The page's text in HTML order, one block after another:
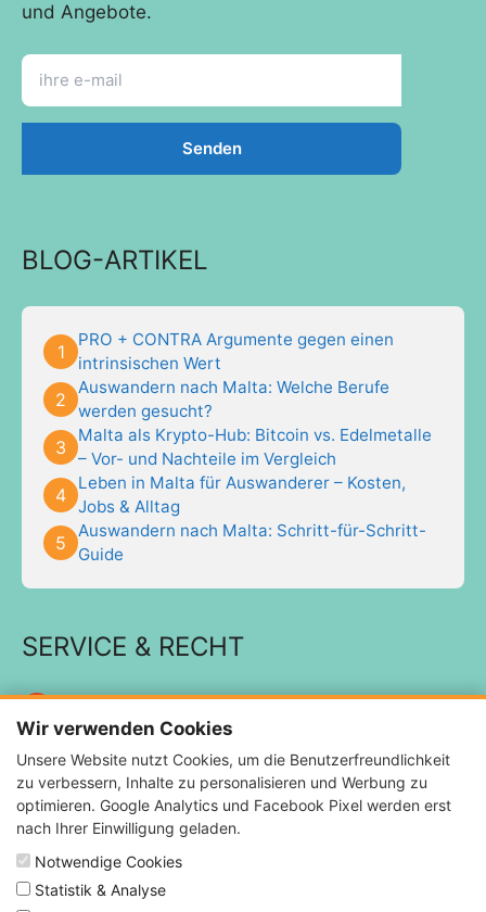
Wir verwenden Cookies
Unsere Website nutzt Cookies, um die Benutzerfreundlichkeit
zu verbessern, Inhalte zu personalisieren und Werbung zu
optimieren. Google Analytics und Facebook Pixel werden erst
nach Ihrer Einwilligung geladen.
Notwendige Cookies
Statistik & Analyse
und Angebote.
BLOG-ARTIKEL
PRO + CONTRA Argumente gegen einen
intrinsischen Wert
Auswandern nach Malta: Welche Berufe
werden gesucht?
Malta als Krypto-Hub: Bitcoin vs. Edelmetalle
– Vor- und Nachteile im Vergleich
Leben in Malta für Auswanderer – Kosten,
Jobs & Alltag
Auswandern nach Malta: Schritt-für-Schritt-
Guide
SERVICE & RECHT
Datenschutzerklärung
Kontakt
Podcast
Blog